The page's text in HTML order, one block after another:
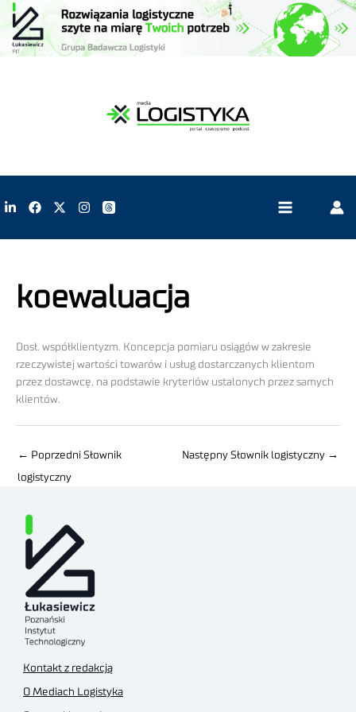
koewaluacja
Dosł. współklientyzm. Koncepcja pomiaru osiągów w zakresie
rzeczywistej wartości towarów i usług dostarczanych klientom
przez dostawcę, na podstawie kryteriów ustalonych przez samych
klientów.
← Poprzedni Słownik
logistyczny
Następny Słownik logistyczny →
Kontakt z redakcją
O Mediach Logistyka